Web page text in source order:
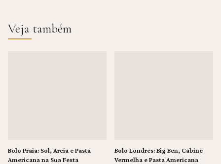
Veja também
Bolo Praia: Sol, Areia e Pasta
Americana na Sua Festa
Bolo Londres: Big Ben, Cabine
Vermelha e Pasta Americana